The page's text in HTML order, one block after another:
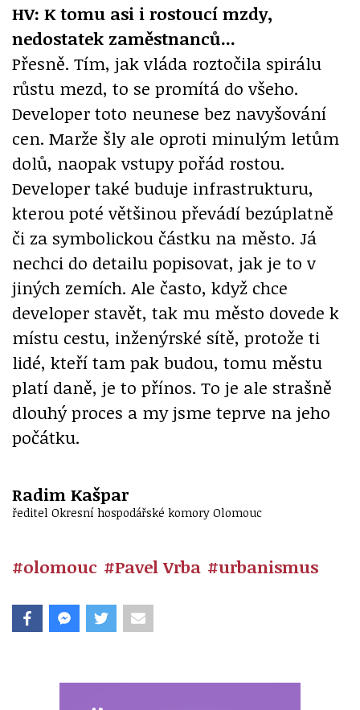
HV: K tomu asi i rostoucí mzdy,
nedostatek zaměstnanců...
Přesně. Tím, jak vláda roztočila spirálu
růstu mezd, to se promítá do všeho.
Developer toto neunese bez navyšování
cen. Marže šly ale oproti minulým letům
dolů, naopak vstupy pořád rostou.
Developer také buduje infrastrukturu,
kterou poté většinou převádí bezúplatně
či za symbolickou částku na město. Já
nechci do detailu popisovat, jak je to v
jiných zemích. Ale často, když chce
developer stavět, tak mu město dovede k
místu cestu, inženýrské sítě, protože ti
lidé, kteří tam pak budou, tomu městu
platí daně, je to přínos. To je ale strašně
dlouhý proces a my jsme teprve na jeho
počátku.
Radim Kašpar
ředitel Okresní hospodářské komory Olomouc
#olomouc #Pavel Vrba #urbanismus